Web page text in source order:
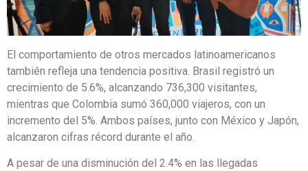
El comportamiento de otros mercados latinoamericanos
también refleja una tendencia positiva. Brasil registró un
crecimiento de 5.6%, alcanzando 736,300 visitantes,
mientras que Colombia sumó 360,000 viajeros, con un
incremento del 5%. Ambos países, junto con México y Japón,
alcanzaron cifras récord durante el año.
A pesar de una disminución del 2.4% en las llegadas